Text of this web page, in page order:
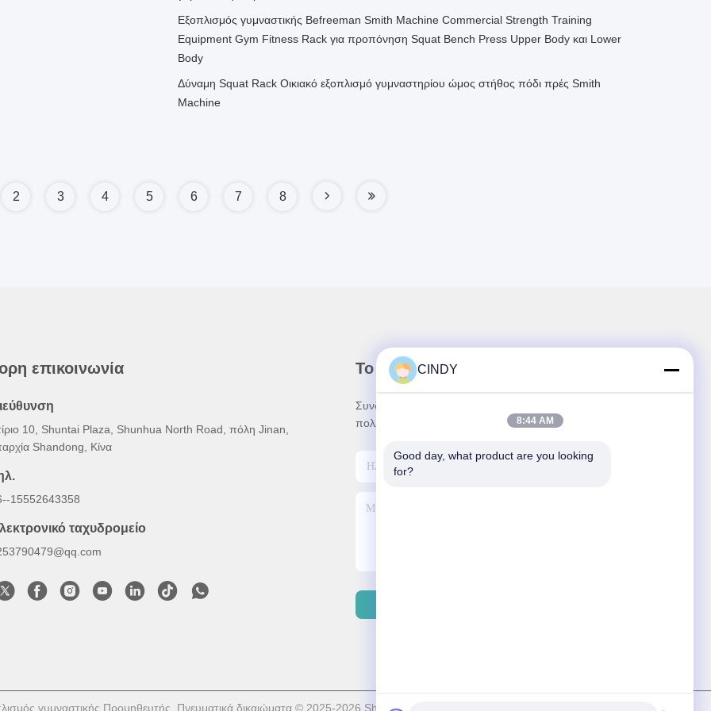
Εξοπλισμός γυμναστικής Befreeman Smith Machine Commercial Strength Training
Equipment Gym Fitness Rack για προπόνηση Squat Bench Press Upper Body και Lower
Body
Δύναμη Squat Rack Οικιακό εξοπλισμό γυμναστηρίου ώμος στήθος πόδι πρές Smith
Machine
2 3 4 5 6 7 8
επικοινωνία
10, Shuntai Plaza, Shunhua North Road, πόλη Jinan,
Shandong, Κίνα
15552643358
ταχυδρομείο
Το Δελτίο Ενημέρωσης
Συνδρομηθείτε στο ενημερωτικό μας δελτίο για εκπτώσεις και
πολλά άλλα.
γυμναστικής Προμηθευτής. Πνευματικά δικαιώματα © 2025-2026 Shandong Freeman Fitness Equipment Co., Ltd. . Διατηρούνται
CINDY
8:44 AM
Good day, what product are you looking
for?